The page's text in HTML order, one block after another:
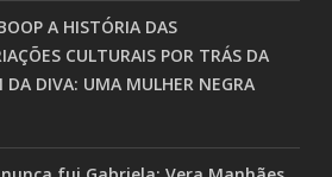
A HISTÓRIA DAS
CULTURAIS POR TRÁS DA
DA DIVA: UMA MULHER NEGRA